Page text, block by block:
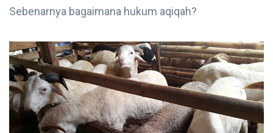
Sebenarnya bagaimana hukum aqiqah?